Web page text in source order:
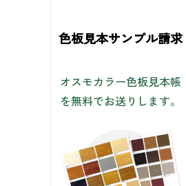
色板見本サンプル請求
オスモカラー色板見本帳
を無料でお送りします。